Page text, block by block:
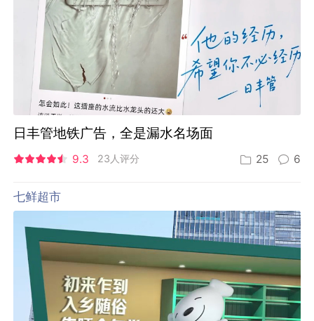
日丰管地铁广告，全是漏水名场面
9.3 23人评分 25 6
七鲜超市